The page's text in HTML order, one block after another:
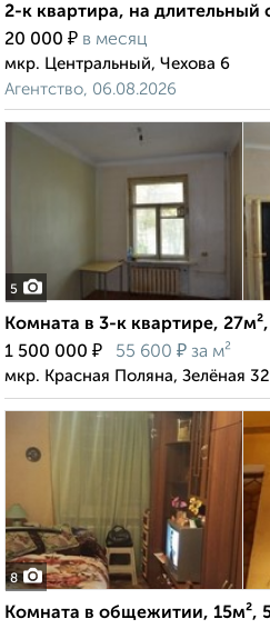
2-к квартира, на длительный
20 000 ₽ в месяц
мкр. Центральный, Чехова 6
Агентство, 06.08.2026
5
Комната в 3-к квартире,
1 500 000 ₽ 55 600 ₽ за м²
мкр. Красная Поляна, Зелёная 32
8
Комната в общежитии, 15м²,